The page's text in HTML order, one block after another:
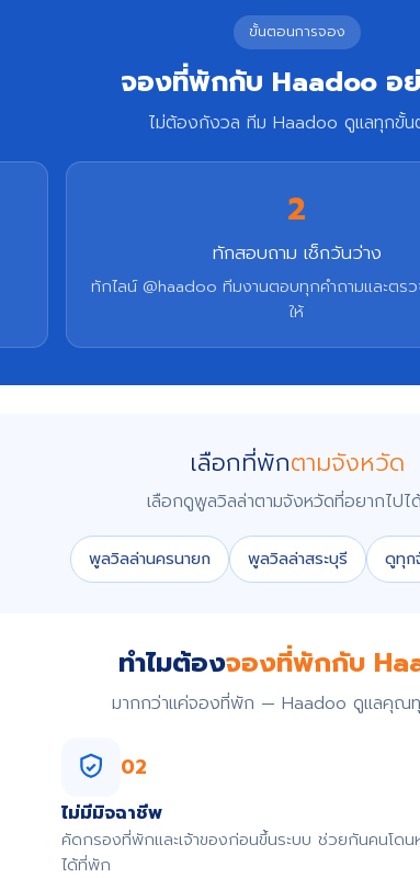
ขั้นตอนการจอง
จองที่พักกับ Haadoo อย่
ไม่ต้องกังวล ทีม Haadoo ดูแลทุกขั้น
2
ทักสอบถาม เช็กวันว่าง
ทักไลน์ @haadoo ทีมงานตอบทุกคำถามและตร
ให้
เลือกที่พักตามจังหวัด
เลือกดูพูลวิลล่าตามจังหวัดที่อยากไปไ
พูลวิลล่านครนายก พูลวิลล่าสระบุรี ดูทุก
ทำไมต้องจองที่พักกับ
มากกว่าแค่จองที่พัก — Haadoo ดูแลคุณ
02
ไม่มีมิจฉาชีพ
คัดกรองที่พักและเจ้าของก่อนขึ้นระบบ ช่วยกันคนโดน
ได้ที่พัก